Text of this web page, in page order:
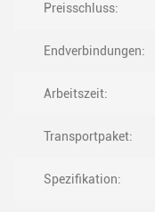
Preisschluss:
Endverbindungen:
Arbeitszeit:
Transportpaket:
Spezifikation: